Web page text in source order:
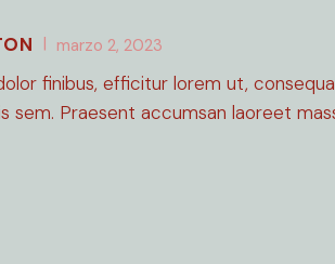
marzo 2, 2023
finibus, efficitur lorem ut,
sem. Praesent accumsan laoreet